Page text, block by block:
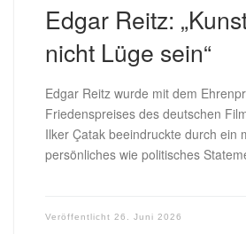
Edgar Reitz:
nicht Lüge sein“
Edgar Reitz wurde mit dem
Friedenspreises des deutschen
Ilker Çatak beeindruckte durch ein
persönliches wie politisches
Veröffentlicht 26. Juni 2026